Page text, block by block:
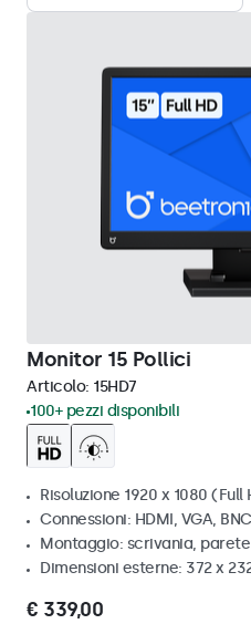
Monitor 15 Pollici
Articolo: 15HD7
100+ pezzi disponibili
Risoluzione 1920 x 1080 (Full
Connessioni: HDMI, VGA,
Montaggio: scrivania, parete
Dimensioni esterne: 372 x
€ 339,00